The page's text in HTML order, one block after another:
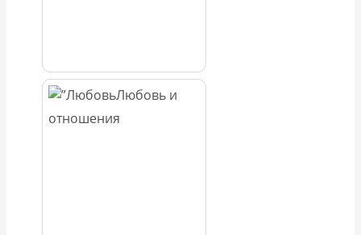
Любовь и
отношения